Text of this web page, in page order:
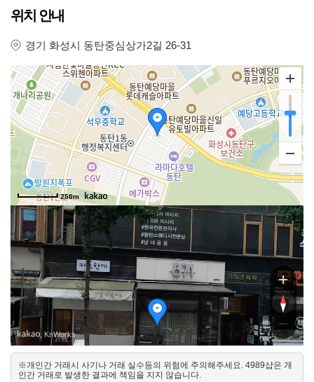
위치 안내
경기 화성시 동탄중심상가2길 26-31
250m
탄중심상가2길
탄중심상가2길
남동
, KnWorks
※개인간 거래시 사기나 거래 실수등의 위험에 주의해주세요. 4989샵은 개
인간 거래로 발생한 결과에 책임을 지지 않습니다.